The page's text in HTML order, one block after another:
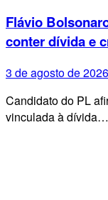
Flávio
conter dívida e
3 de agosto de 2026
Candidato do PL
vinculada à dívida…